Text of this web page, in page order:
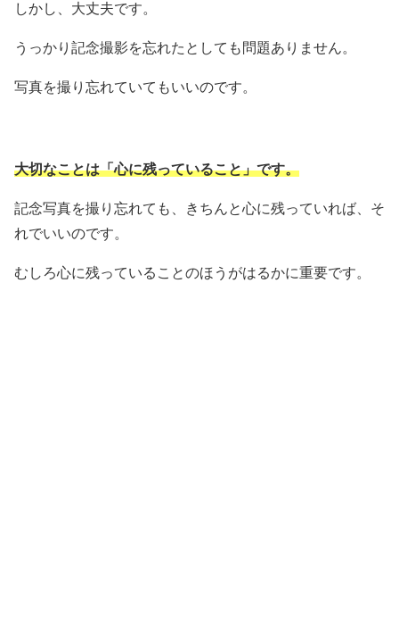
しかし、大丈夫です。
うっかり記念撮影を忘れたとしても問題ありません。
写真を撮り忘れていてもいいのです。
大切なことは「心に残っていること」です。
記念写真を撮り忘れても、きちんと心に残っていれば、そ
れでいいのです。
むしろ心に残っていることのほうがはるかに重要です。